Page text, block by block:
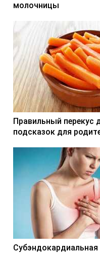
молочницы
Правильный перекус
подсказок для